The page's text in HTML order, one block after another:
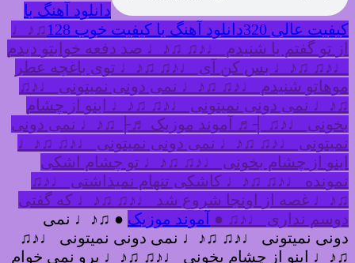
دانلود آهنگ با
کیفیت عالی 320
دانلود آهنگ با کیفیت خوب 128
♫♪♩
از تو گفتم یا شنیدم ♩♪♫ ♫♪♩ صد دفعه خوابتو دیدم
♩♪♫ ♫♪♩ بس کن آی ♩♪♫ ♫♪♩ توی باغچه عطر
موهاتو شنیدم ♩♪♫ ♫♪♩ نمی دونی نمیتونی ♩♪♫
♫♪♩ نمی دونی نمیتونی ♩♪♫ ♫♪♩ اینو از چشام
بخونی ♩♪♫ ┤♬ آموند موزیک ♬├ ♫♪♩ نمی دونی
نمیتونی ♩♪♫ ♫♪♩ نمی دونی نمیتونی ♩♪♫ ♫♪♩
اینو از چشام بخونی ♩♪♫ ♫♪♩ تو چشام اشکی
نمونده ♩♪♫ ♫♪♩ کاشکی تنهام نمیذاشتی ♩♪♫
♫♪♩ غصه از اونجا شروع شد ♩♪♫ ♫♪♩ که گفتی
دوسم نداری ♩♪♫ ●
آموند موزیک ● ♫♪♩ نمی
دونی نمیتونی ♩♪♫ ♫♪♩ نمی دونی نمیتونی ♩♪♫
♫♪♩ اینو از چشام بخونی ♩♪♫ ♫♪♩ برو نمی خوام